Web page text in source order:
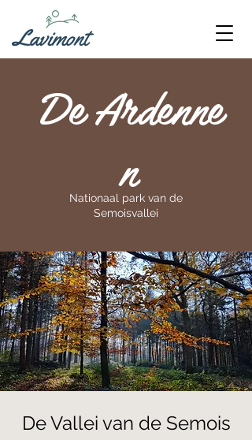
DeArdenne
n
Nationaal park van de
Semoisvallei
De Vallei van de Semois